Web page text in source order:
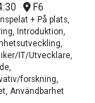
F6
+ På plats,
Introduktion,
IT/Utvecklare,
forskning,
Användbarhet